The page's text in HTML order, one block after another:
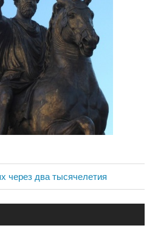
через два тысячелетия